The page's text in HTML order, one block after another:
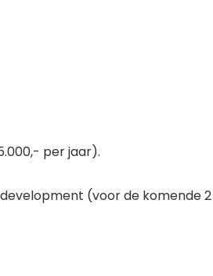
per jaar).
(voor de komende 2